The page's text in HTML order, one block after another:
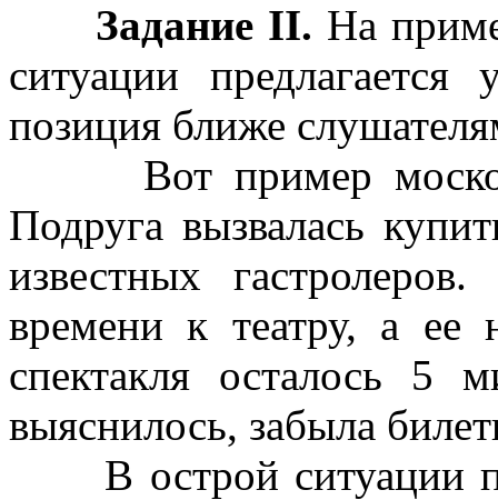
Задание II. На
ситуации предлагается
позиция ближе
Вот пример
Подруга вызвалась
известных
времени к театру, а ее
спектакля осталось 5
выяснилось, забыла
В острой ситуации